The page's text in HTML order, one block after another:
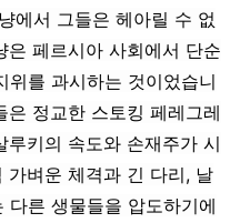
에서 그들은 헤아릴 수 없
은 페르시아 사회에서 단순
위를 과시하는 것이었습니
정교한 스토킹 페레그레
키의 속도와 손재주가 시
가벼운 체격과 긴 다리, 날
다른 생물들을 압도하기에